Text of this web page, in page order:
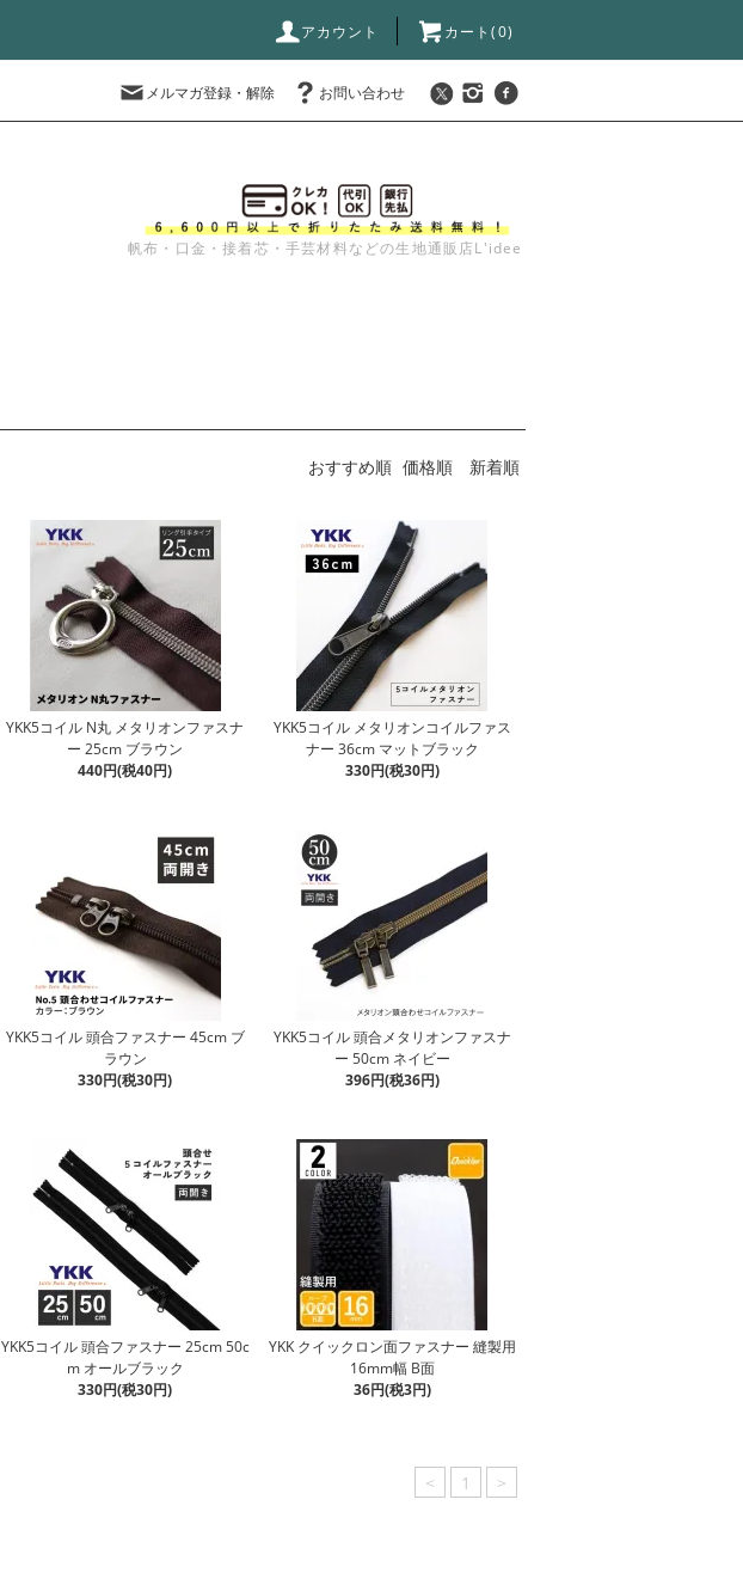
アカウント カート(0)
メルマガ登録・解除 お問い合わせ
帆布・口金・接着芯・手芸材料などの生地通販店L'idee
おすすめ順 価格順 新着順
YKK5コイル N丸 メタリオンファスナ
ー 25cm ブラウン
440円(税40円)
YKK5コイル メタリオンコイルファス
ナー 36cm マットブラック
330円(税30円)
YKK5コイル 頭合ファスナー 45cm ブ
ラウン
330円(税30円)
YKK5コイル 頭合メタリオンファスナ
ー 50cm ネイビー
396円(税36円)
YKK5コイル 頭合ファスナー 25cm 50c
m オールブラック
330円(税30円)
YKK クイックロン面ファスナー 縫製用
16mm幅 B面
36円(税3円)
< 1 >